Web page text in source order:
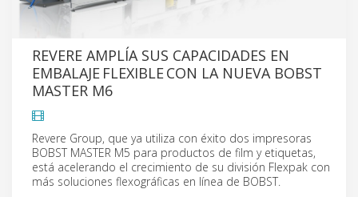
REVERE AMPLÍA SUS CAPACIDADES EN
EMBALAJE FLEXIBLE CON LA NUEVA BOBST
MASTER M6
Revere Group, que ya utiliza con éxito dos impresoras
BOBST MASTER M5 para productos de film y etiquetas,
está acelerando el crecimiento de su división Flexpak con
más soluciones flexográficas en línea de BOBST.